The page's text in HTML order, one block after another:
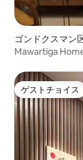
ゴンドクスマン
Mawartiga
ゲストチョイス
ゲストチョイス